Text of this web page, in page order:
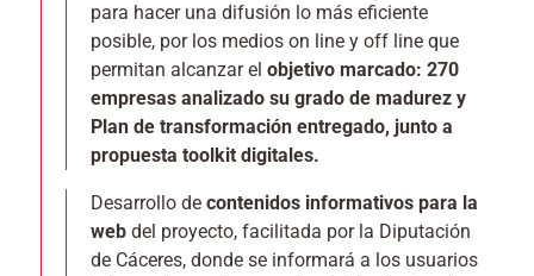
para hacer una difusión lo más eficiente
posible, por los medios on line y off line que
permitan alcanzar el objetivo marcado: 270
empresas analizado su grado de madurez y
Plan de transformación entregado, junto a
propuesta toolkit digitales.
Desarrollo de contenidos informativos para la
webdel proyecto, facilitada por la Diputación
de Cáceres, donde se informará a los usuarios